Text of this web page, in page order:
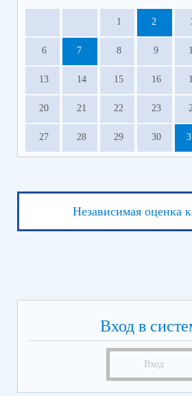
1 2
6 7 8 9
13 14 15 16
20 21 22 23
27 28 29 30
Независимая оценка
Вход в
Вход